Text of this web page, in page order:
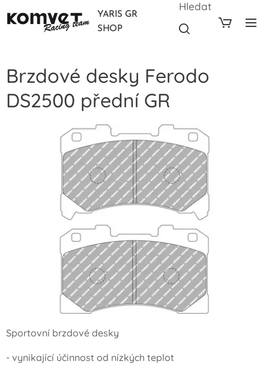
YARIS GR
SHOP
Hledat
Brzdové desky Ferodo
DS2500 přední GR
Sportovní brzdové desky
- vynikající účinnost od nízkých teplot